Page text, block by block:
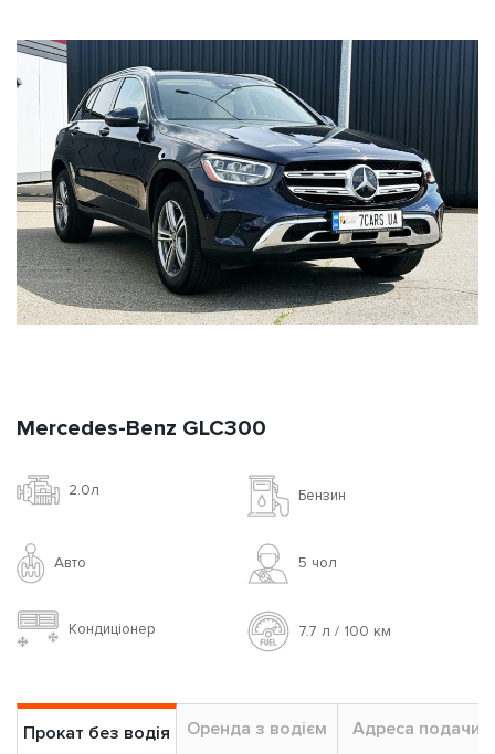
Mercedes-Benz GLC300
2.0л Бензин
Авто 5 чoл
Кондиціонер 7.7 л / 100 км
Прокат без водія Оренда з водієм Адреса подачи